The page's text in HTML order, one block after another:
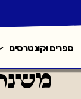
ספרים וקונטרסים